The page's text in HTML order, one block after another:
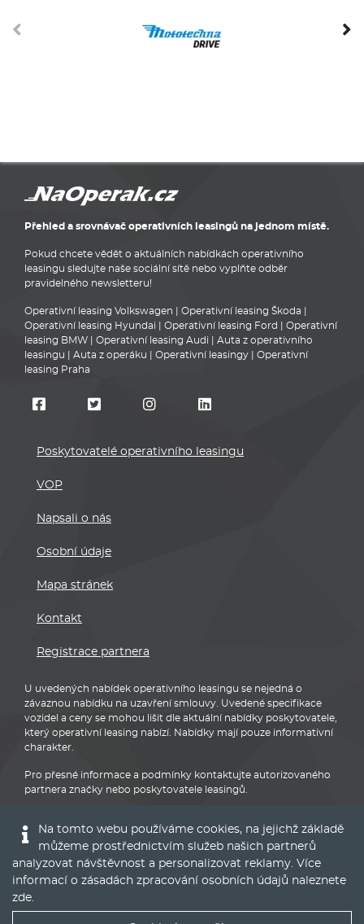
Přehled a srovnávač operativních leasingů na jednom místě.
Pokud chcete vědět o aktuálních nabídkách operativního
leasingu sledujte naše sociální sítě nebo vyplňte odběr
pravidelného newsletteru!
Operativní leasing Volkswagen Operativní leasing Škoda
Operativní leasing Hyundai
Operativní leasing Ford
Operativní
leasing BMW
Operativní leasing Audi
Auta z operativního
leasingu
Auta z operáku Operativní leasingy
Operativní
leasing Praha
Poskytovatelé operativního leasingu
VOP
Napsali o nás
Osobní údaje
Mapa stránek
Kontakt
Registrace partnera
U uvedených nabídek operativního leasingu se nejedná o
závaznou nabídku na uzavření smlouvy. Uvedené specifikace
vozidel a ceny se mohou lišit dle aktuální nabídky poskytovatele,
který operativní leasing nabízí. Nabídky mají pouze informativní
charakter.
Pro přesné informace a podmínky kontaktujte autorizovaného
partnera značky nebo poskytovatele leasingů.
Na tomto webu používáme cookies, na jejichž základě
můžeme prostřednictvím služeb našich partnerů
analyzovat návštěvnost a personalizovat reklamy. Více
informací o zásadách zpracování osobních údajů naleznete
zde.